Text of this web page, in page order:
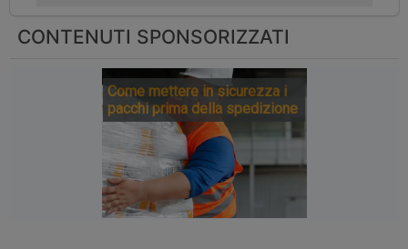
CONTENUTI SPONSORIZZATI
Come mettere in sicurezza i
pacchi prima della spedizione